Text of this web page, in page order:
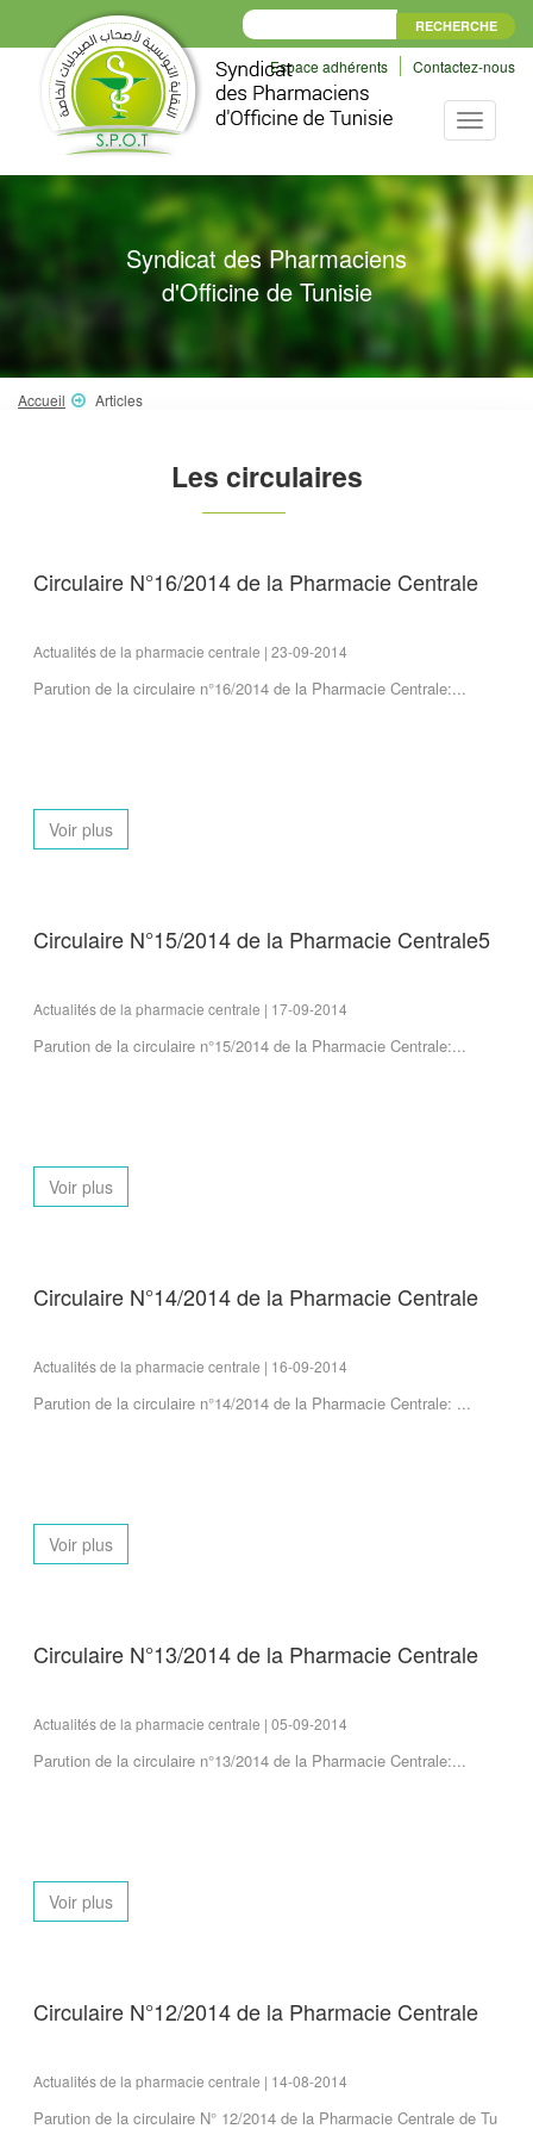
Espace adhérents Contactez-nous
Toggle
Syndicat des Pharmaciens
d'Officine de Tunisie
Accueil Articles
Les circulaires
Circulaire N°16/2014 de la Pharmacie Centrale
Actualités de la pharmacie centrale | 23-09-2014
Parution de la circulaire n°16/2014 de la Pharmacie Centrale:...
Voir plus
Circulaire N°15/2014 de la Pharmacie Centrale5
Actualités de la pharmacie centrale | 17-09-2014
Parution de la circulaire n°15/2014 de la Pharmacie Centrale:...
Voir plus
Circulaire N°14/2014 de la Pharmacie Centrale
Actualités de la pharmacie centrale | 16-09-2014
Parution de la circulaire n°14/2014 de la Pharmacie Centrale: ...
Voir plus
Circulaire N°13/2014 de la Pharmacie Centrale
Actualités de la pharmacie centrale | 05-09-2014
Parution de la circulaire n°13/2014 de la Pharmacie Centrale:...
Voir plus
Circulaire N°12/2014 de la Pharmacie Centrale
Actualités de la pharmacie centrale | 14-08-2014
Parution de la circulaire N° 12/2014 de la Pharmacie Centrale de Tu